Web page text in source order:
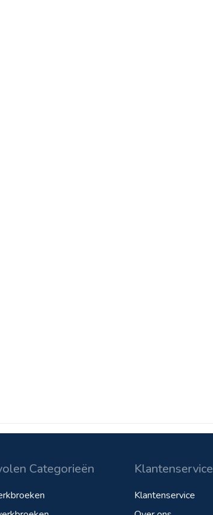
Categorieën Klantenservice
Klantenservice